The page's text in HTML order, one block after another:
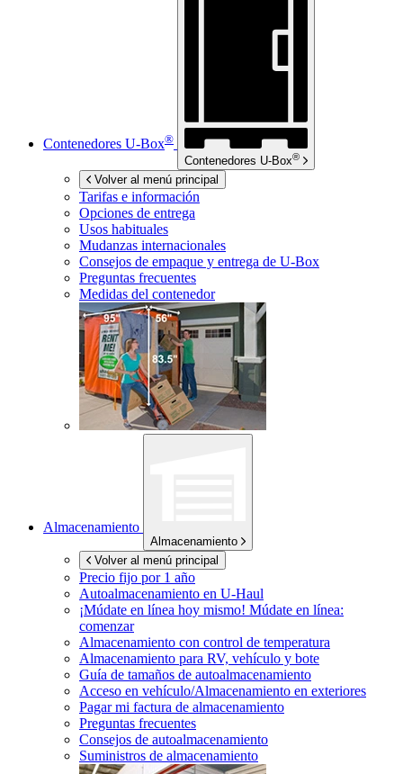
Contenedores U-Box®
Contenedores U-Box®
Volver al menú principal
Tarifas e información
Opciones de entrega
Usos habituales
Mudanzas internacionales
Consejos de empaque y entrega de U-Box
Preguntas frecuentes
Medidas del contenedor
Almacenamiento
Almacenamiento
Volver al menú principal
Precio fijo por 1 año
Autoalmacenamiento en U-Haul
¡Múdate en línea hoy mismo! Múdate en línea:
comenzar
Almacenamiento con control de temperatura
Almacenamiento para RV, vehículo y bote
Guía de tamaños de autoalmacenamiento
Acceso en vehículo/Almacenamiento en exteriores
Pagar mi factura de almacenamiento
Preguntas frecuentes
Consejos de autoalmacenamiento
Suministros de almacenamiento